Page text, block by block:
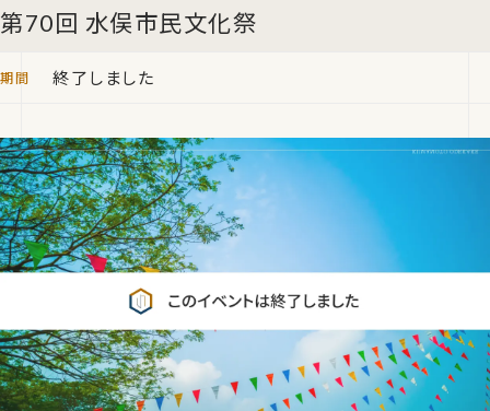
第70回 水俣市民文化祭
終了しました